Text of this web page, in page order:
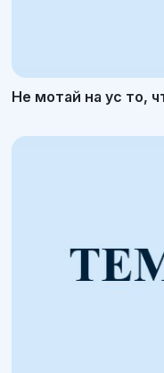
Не мотай на ус то,